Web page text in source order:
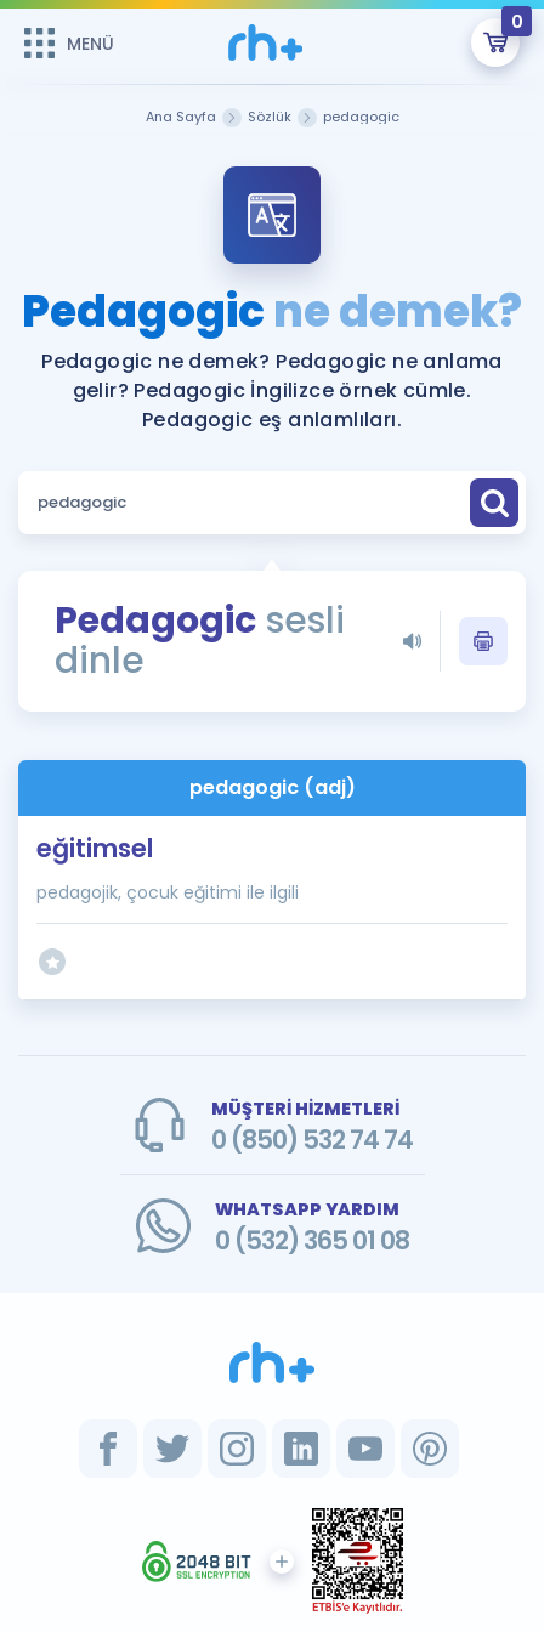
MENÜ
0
Şifremi Hatırlamıyorum
ÜYE DEĞİLİM
Sepetin Şu An Boş.
Remzi Hoca ile seni sınava hazırlayacak onlarca eğitim seni
bekliyor!
MENÜ
Katılımcı Görüşleri
Faydalı Araçlar
Sözlük
Rehberlik Aracı
ÖSYM Sınav Takvimi
İngilizce Gramer
Hakkımızda
Ana Sayfa Sözlük pedagogic
Pedagogicne demek?
Pedagogic ne demek? Pedagogic ne anlama
gelir? Pedagogic İngilizce örnek cümle.
Pedagogic eş anlamlıları.
Pedagogic sesli
dinle
pedagogic (adj)
eğitimsel
pedagojik, çocuk eğitimi ile ilgili
MÜŞTERİ HİZMETLERİ
0 (850) 532 74 74
WHATSAPP YARDIM
0 (532) 365 01 08